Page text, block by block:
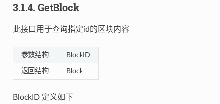
3.1.4. GetBlock
此接口用于查询指定id的区块内容
参数结构 BlockID
返回结构 Block
BlockID 定义如下